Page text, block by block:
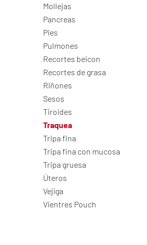
Mollejas
Pancreas
Pies
Pulmones
Recortes beicon
Recortes de grasa
Riñones
Sesos
Tiroides
Traquea
Tripa fina
Tripa fina con mucosa
Tripa gruesa
Úteros
Vejiga
Vientres Pouch